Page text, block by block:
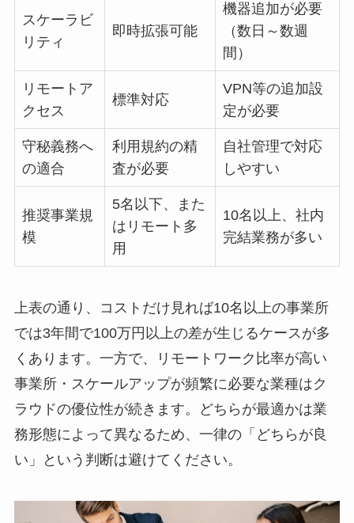
スケーラビ
リティ
即時拡張可能
機器追加が必要
（数日～数週
間）
リモートア
クセス
標準対応
VPN等の追加設
定が必要
守秘義務へ
の適合
利用規約の精
査が必要
自社管理で対応
しやすい
推奨事業規
模
5名以下、また
はリモート多
用
10名以上、社内
完結業務が多い
上表の通り、コストだけ見れば10名以上の事業所
では3年間で100万円以上の差が生じるケースが多
くあります。一方で、リモートワーク比率が高い
事業所・スケールアップが頻繁に必要な業種はク
ラウドの優位性が続きます。どちらが最適かは業
務形態によって異なるため、一律の「どちらが良
い」という判断は避けてください。